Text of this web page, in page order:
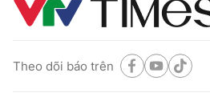
Theo dõi báo trên